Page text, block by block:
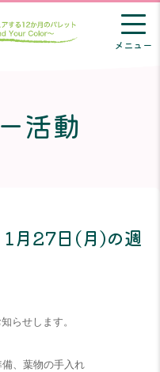
メニュー
活動
月27日(月)の週
らせします。
、葉物の手入れ